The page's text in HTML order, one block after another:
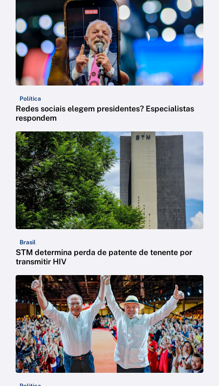
Política
Redes sociais elegem presidentes? Especialistas
respondem
Brasil
STM determina perda de patente de tenente por
transmitir HIV